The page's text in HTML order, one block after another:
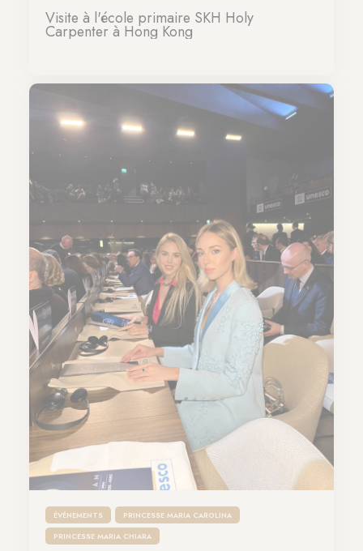
Visite à l'école primaire SKH Holy
Carpenter à Hong Kong
ÉVÉNEMENTS
PRINCESSE MARIA CAROLINA
PRINCESSE MARIA CHIARA